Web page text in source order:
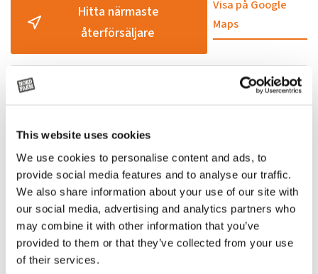
This website uses cookies
We use cookies to personalise content and ads, to
provide social media features and to analyse our traffic.
We also share information about your use of our site with
our social media, advertising and analytics partners who
may combine it with other information that you’ve
provided to them or that they’ve collected from your use
of their services.
Transporthöjd, mm
Kapacitet standardskopa,
m³
0,06
Transportlängd, mm
Max hydraulflöde, lit/min
81 l/min
Max. körhastighet låg/hög
km/h
2.6/4.5
Max lutning
25°
Hitta närmaste
återförsäljare
Visa på Google
Maps
Relaterade
produkter